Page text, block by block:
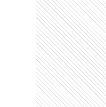
Comentarios
Debésiniciar sesión
Ads